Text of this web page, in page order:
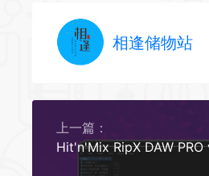
相逢储物站
上一篇：